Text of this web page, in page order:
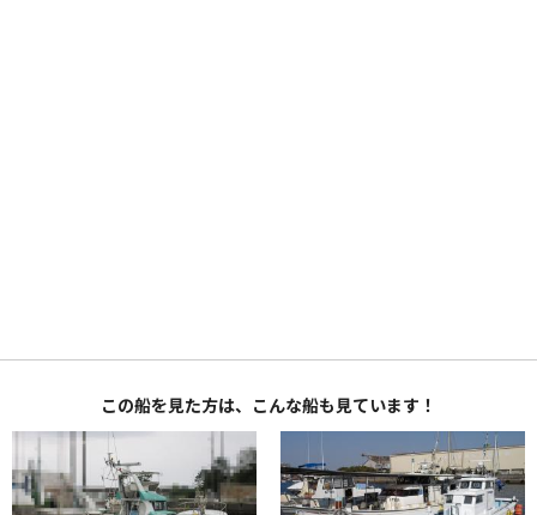
この船を見た方は、こんな船も見ています！